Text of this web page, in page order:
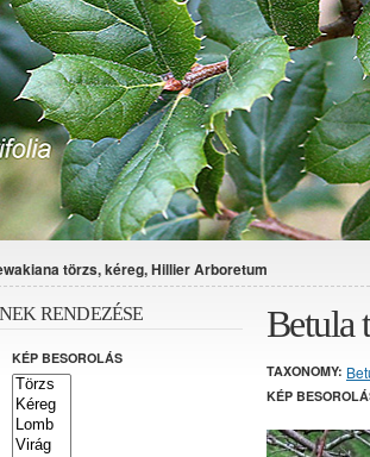
törzs, kéreg, Hillier Arboretum
Betula
TAXONOMY:
KÉP
RENDEZÉSE
KÉP BESOROLÁS